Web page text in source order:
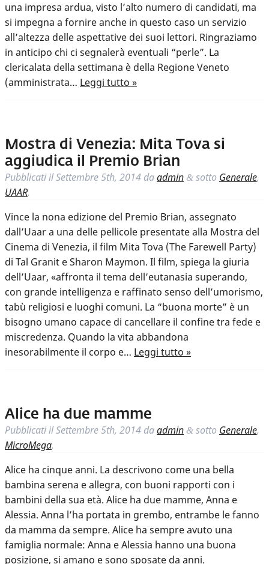
una impresa ardua, visto l’alto numero di candidati, ma
si impegna a fornire anche in questo caso un servizio
all’altezza delle aspettative dei suoi lettori. Ringraziamo
in anticipo chi ci segnalerà eventuali “perle”. La
clericalata della settimana è della Regione Veneto
(amministrata… Leggi tutto »
Mostra di Venezia: Mita Tova si
aggiudica il Premio Brian
Pubblicati ilSettembre 5th, 2014 daadmin & sotto Generale,
UAAR.
Vince la nona edizione del Premio Brian, assegnato
dall’Uaar a una delle pellicole presentate alla Mostra del
Cinema di Venezia, il film Mita Tova (The Farewell Party)
di Tal Granit e Sharon Maymon. Il film, spiega la giuria
dell’Uaar, «affronta il tema dell’eutanasia superando,
con grande intelligenza e raffinato senso dell’umorismo,
tabù religiosi e luoghi comuni. La “buona morte” è un
bisogno umano capace di cancellare il confine tra fede e
miscredenza. Quando la vita abbandona
inesorabilmente il corpo e… Leggi tutto »
Alice ha due mamme
Pubblicati ilSettembre 5th, 2014 daadmin & sotto Generale,
MicroMega.
Alice ha cinque anni. La descrivono come una bella
bambina serena e allegra, con buoni rapporti con i
bambini della sua età. Alice ha due mamme, Anna e
Alessia. Anna l’ha portata in grembo, entrambe le fanno
da mamma da sempre. Alice ha sempre avuto una
famiglia normale: Anna e Alessia hanno una buona
posizione, si amano e sono sposate da anni.